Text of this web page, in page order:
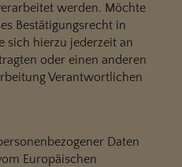
werden. Möchte
Bestätigungsrecht in
sich hierzu jederzeit an
oder einen anderen
Verantwortlichen
Daten
Europäischen